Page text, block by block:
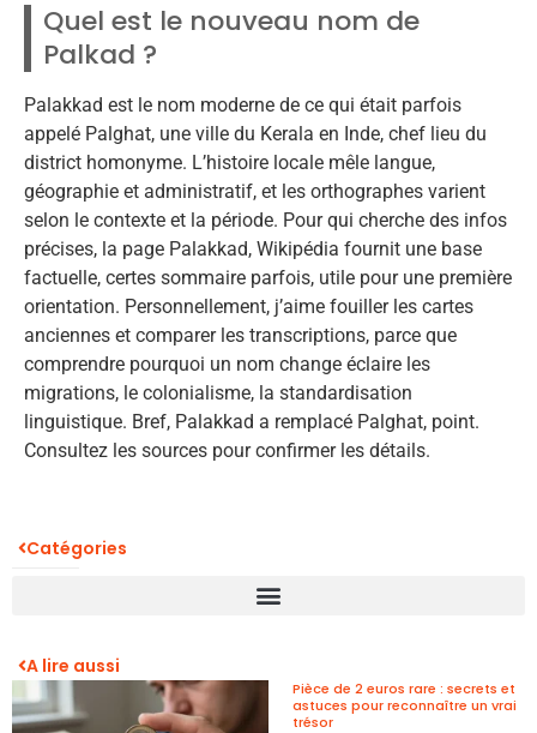
Quel est le nouveau nom de
Palkad ?
Palakkad est le nom moderne de ce qui était parfois
appelé Palghat, une ville du Kerala en Inde, chef lieu du
district homonyme. L’histoire locale mêle langue,
géographie et administratif, et les orthographes varient
selon le contexte et la période. Pour qui cherche des infos
précises, la page Palakkad, Wikipédia fournit une base
factuelle, certes sommaire parfois, utile pour une première
orientation. Personnellement, j’aime fouiller les cartes
anciennes et comparer les transcriptions, parce que
comprendre pourquoi un nom change éclaire les
migrations, le colonialisme, la standardisation
linguistique. Bref, Palakkad a remplacé Palghat, point.
Consultez les sources pour confirmer les détails.
Catégories
A lire aussi
Pièce de 2 euros rare : secrets et
astuces pour reconnaître un vrai
trésor